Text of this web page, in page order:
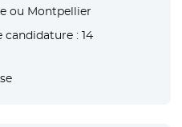
ou Montpellier
candidature : 14